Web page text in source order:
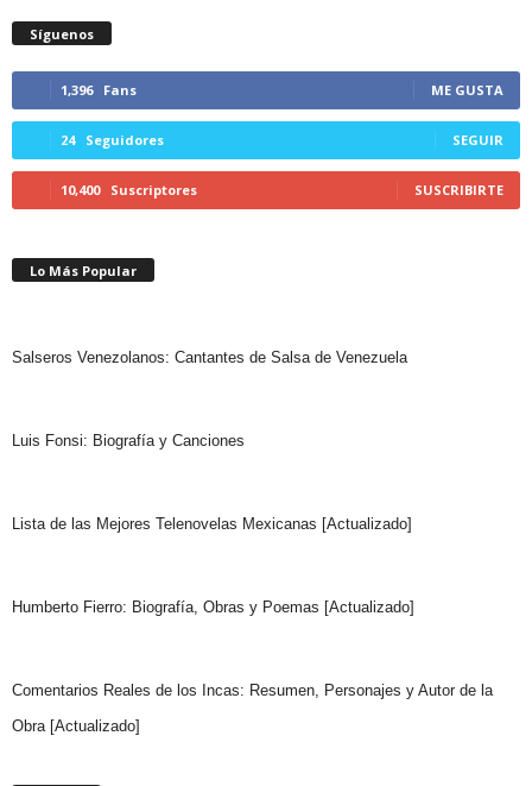
Síguenos
1,396 Fans ME GUSTA
24 Seguidores SEGUIR
10,400 Suscriptores SUSCRIBIRTE
Lo Más Popular
Salseros Venezolanos: Cantantes de Salsa de Venezuela
Luis Fonsi: Biografía y Canciones
Lista de las Mejores Telenovelas Mexicanas [Actualizado]
Humberto Fierro: Biografía, Obras y Poemas [Actualizado]
Comentarios Reales de los Incas: Resumen, Personajes y Autor de la
Obra [Actualizado]